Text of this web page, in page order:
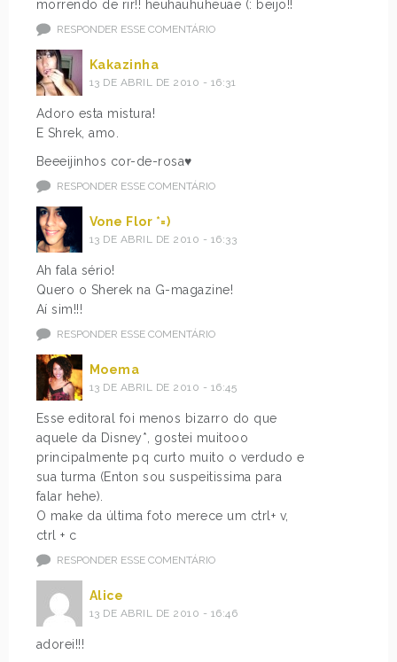
morrendo de rir!! heuhauhuheuae (: beijo!!
RESPONDER ESSE COMENTÁRIO
Kakazinha
13 DE ABRIL DE 2010 - 16:31
Adoro esta mistura!
E Shrek, amo.
Beeeijinhos cor-de-rosa♥
RESPONDER ESSE COMENTÁRIO
Vone Flor *=)
13 DE ABRIL DE 2010 - 16:33
Ah fala sério!
Quero o Sherek na G-magazine!
Aí sim!!!
RESPONDER ESSE COMENTÁRIO
Moema
13 DE ABRIL DE 2010 - 16:45
Esse editoral foi menos bizarro do que
aquele da Disney*, gostei muitooo
principalmente pq curto muito o verdudo e
sua turma (Enton sou suspeitissima para
falar hehe).
O make da última foto merece um ctrl+ v,
ctrl + c
RESPONDER ESSE COMENTÁRIO
Alice
13 DE ABRIL DE 2010 - 16:46
adorei!!!